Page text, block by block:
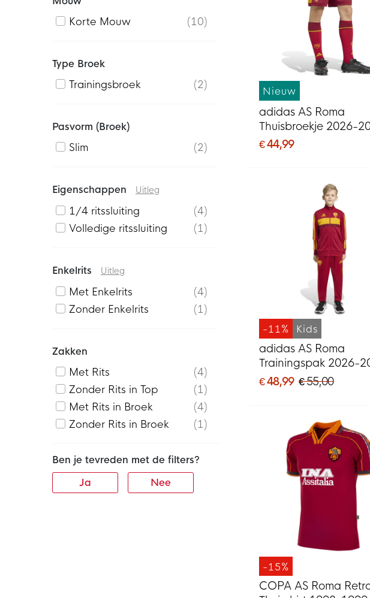
Nieuw
adidas AS Roma
Thuisbroekje 2026-
€ 44,99
-11% Kids
adidas AS Roma
Trainingspak 2026-
Kids Rood Oranje
€ 48,99 € 55,00
-15%
COPA AS Roma
Korte Mouw
10
Type Broek
Trainingsbroek
2
Pasvorm (broek)
Slim
2
Eigenschappen Uitleg
1/4 ritssluiting
4
Volledige ritssluiting
1
Enkelrits Uitleg
Met Enkelrits
4
Zonder Enkelrits
1
Zakken
Met Rits
4
Zonder Rits in Top
1
Met Rits in Broek
4
Zonder Rits in Broek
1
Ben je tevreden met de filters?
Ja
Nee